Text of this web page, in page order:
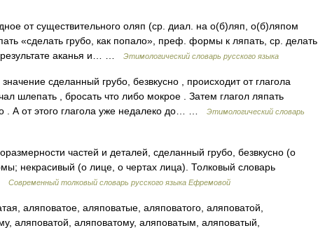
от существительного оляп (ср. диал. на о(б)ляп, о(б)ляпом
«сделать грубо, как попало», преф. формы к ляпать, ср. делать
аканья и… …
Этимологический словарь русского языка
сделанный грубо, безвкусно , происходит от глагола
шлепать , бросать что либо мокрое . Затем глагол ляпать
. А от этого глагола уже недалеко до… …
Этимологический словарь
частей и деталей, сделанный грубо, безвкусно (о
некрасивый (о лице, о чертах лица). Толковый словарь
Современный толковый словарь русского языка Ефремовой
аляповатое, аляповатые, аляповатого, аляповатой,
аляповатой, аляповатому, аляповатым, аляповатый,